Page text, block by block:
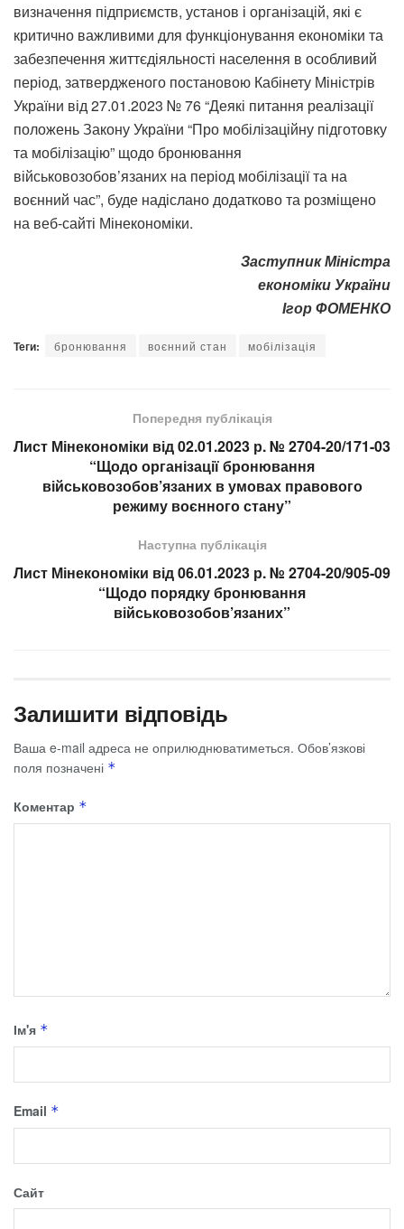
визначення підприємств, установ і організацій, які є
критично важливими для функціонування економіки та
забезпечення життєдіяльності населення в особливий
період, затвердженого постановою Кабінету Міністрів
України від 27.01.2023 № 76 “Деякі питання реалізації
положень Закону України “Про мобілізаційну підготовку
та мобілізацію” щодо бронювання
військовозобов’язаних на період мобілізації та на
воєнний час”, буде надіслано додатково та розміщено
на веб-сайті Мінекономіки.
Заступник Міністра
економіки України
Ігор ФОМЕНКО
Теги: бронювання воєнний стан мобілізація
Попередня публікація
Лист Мінекономіки від 02.01.2023 р. № 2704-20/171-03
“Щодо організації бронювання
військовозобов’язаних в умовах правового
режиму воєнного стану”
Наступна публікація
Лист Мінекономіки від 06.01.2023 р. № 2704-20/905-09
“Щодо порядку бронювання
військовозобов’язаних”
Залишити відповідь
Ваша e-mail адреса не оприлюднюватиметься. Обов’язкові
поля позначені *
Коментар *
Ім'я *
Email *
Сайт